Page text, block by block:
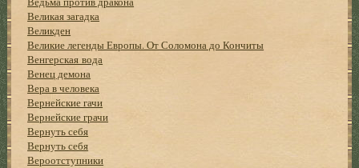
Великая загадка
Великден
Великие легенды Европы. От Соломона до Кончиты
Венгерская вода
Венец демона
Вера в человека
Вернейские гачи
Вернейские грачи
Вернуть себя
Вернуть себя
Вероотступники